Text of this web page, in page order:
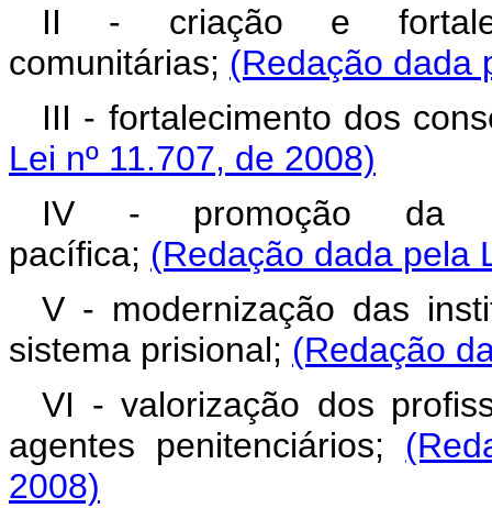
II - criação e
comunitárias; (Redação dada
III - fortalecimento dos
Lei nº 11.707, de 2008)
IV - promoção da
pacífica; (Redação dada pela
V - modernização das
sistema prisional; (Redação
VI - valorização dos
agentes penitenciários;
2008)